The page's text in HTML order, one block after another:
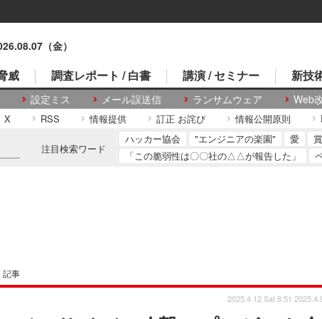
（金）
設定ミス メール誤送信 ランサムウェア Web
威 調査レポート / 白書 講演 / セミナー 新技
X RSS 情報提供 訂正 お詫び 情報公開原則
注目検索ワード
ハッカー協会 "エンジニアの楽園" 愛
「この脆弱性は〇〇社の△△が報告した」
記事
2025.4.12 Sat 8:51